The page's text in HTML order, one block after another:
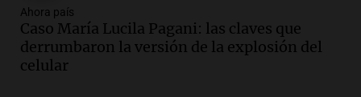
estudiantes y proyecta duplicar el
programa de movilidad sustentable
Viva la Radio
Episodios
Ahora país
Caso María Lucila Pagani: las claves que
derrumbaron la versión de la explosión del
celular